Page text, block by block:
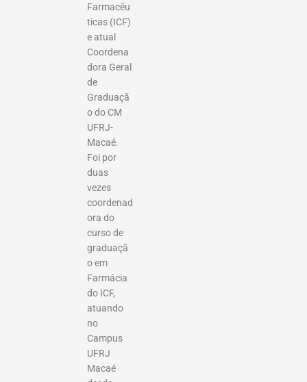
Farmacêu
ticas (ICF)
e atual
Coordena
dora Geral
de
Graduaçã
o do CM
UFRJ-
Macaé.
Foi por
duas
vezes
coordenad
ora do
curso de
graduaçã
o em
Farmácia
do ICF,
atuando
no
Campus
UFRJ
Macaé